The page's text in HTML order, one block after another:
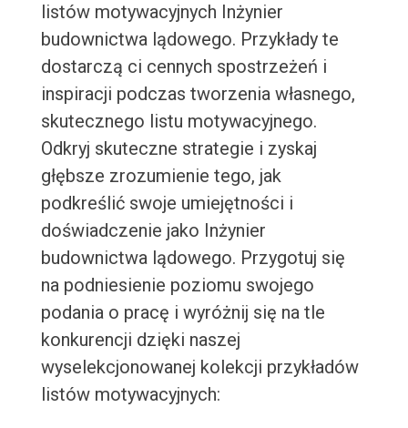
listów motywacyjnych Inżynier
budownictwa lądowego. Przykłady te
dostarczą ci cennych spostrzeżeń i
inspiracji podczas tworzenia własnego,
skutecznego listu motywacyjnego.
Odkryj skuteczne strategie i zyskaj
głębsze zrozumienie tego, jak
podkreślić swoje umiejętności i
doświadczenie jako Inżynier
budownictwa lądowego. Przygotuj się
na podniesienie poziomu swojego
podania o pracę i wyróżnij się na tle
konkurencji dzięki naszej
wyselekcjonowanej kolekcji przykładów
listów motywacyjnych: